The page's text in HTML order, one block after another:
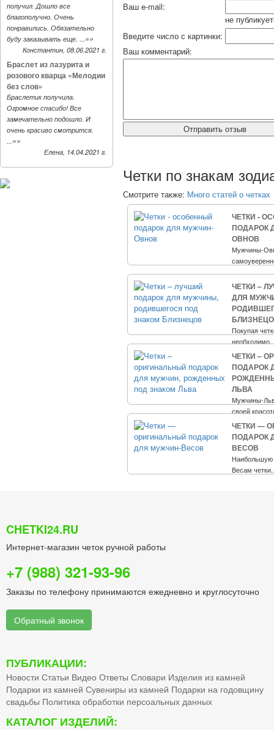
получил. Дошло все
благополучно. Очень
понравились. Обязательно
буду заказывать еще. ...»»
Константин, 08.06.2021 г.
Браслет из лазурита и
розового кварца «Мелодии
без слов»
Браслетик получила.
Огромное спасибо! Все
замечательно подошло. И
очень красиво смотрится.
...»»
Елена, 14.04.2021 г.
Ваш e-mail:
не
Введите число с картинки:
Ваш комментарий:
Четки по знакам
Смотрите также: Много статей о четках
ЧЕТКИ -
ПОДАРОК
ОВНОВ
Мужчины-
ЧЕТКИ –
ДЛЯ
Покупая
ЧЕТКИ –
ПОДАРОК
ЛЬВА
Мужчины-
своей
ЧЕТКИ —
ПОДАРОК
ВЕСОВ
Наибольшую
Весам
CHETKI24.RU
Интернет-магазин четок ручной работы
+7 (988) 321-93-96
Заказы по телефону принимаются ежедневно и круглосуточно
Обратный звонок
ПУБЛИКАЦИИ:
Новости Статьи Видео Ответы Словари Изделия из камней
Подарки из камней Сувениры из камней Подарки на годовщину
свадьбы Политика обработки персоальных данных
КАТАЛОГ ИЗДЕЛИЙ: